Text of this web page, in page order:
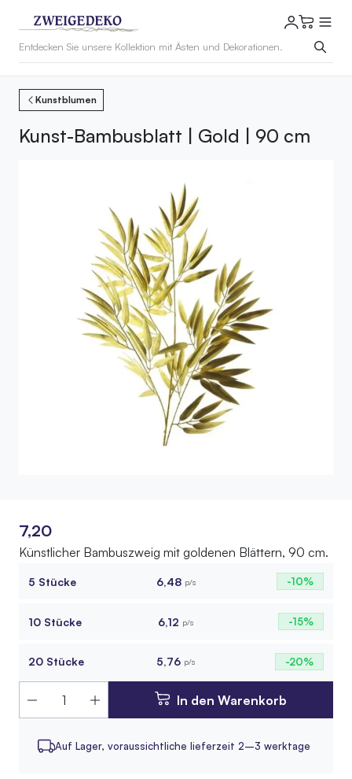
Kunstblumen
Kunst-Bambusblatt | Gold | 90 cm
7,20
Künstlicher Bambuszweig mit goldenen Blättern, 90 cm.
5 Stücke 6,48 p/s -10%
10 Stücke 6,12 p/s -15%
20 Stücke 5,76 p/s -20%
In den Warenkorb
Auf Lager, voraussichtliche lieferzeit 2–3 werktage